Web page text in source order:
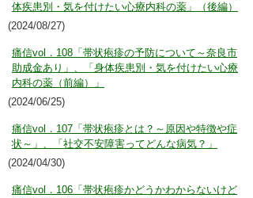
体疾患別・気を付けたい心療内科の薬」（後編）
(2024/08/27)
痛信vol．108「帯状疱疹の予防について～奈良市
助成金あり」、「身体疾患別・気を付けたい心療
内科の薬（前編）」
(2024/06/25)
痛信vol．107「帯状疱疹とは？～原因や特徴や症
状～」、「社交不安障害ってどんな病気？」
(2024/04/30)
痛信vol．106「帯状疱疹かどうかわからないけど